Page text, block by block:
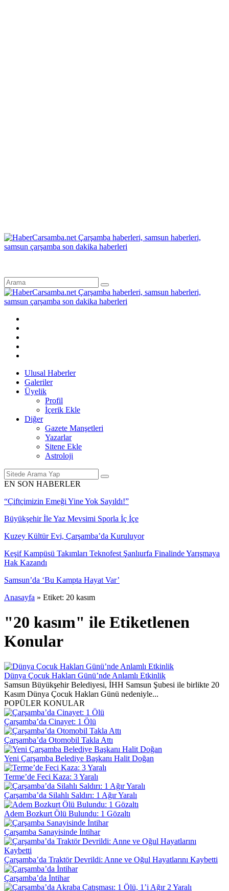
Ulusal Haberler
Galeriler
Üyelik
Profil
İçerik Ekle
Diğer
Gazete Manşetleri
Yazarlar
Sitene Ekle
Astroloji
EN SON HABERLER
“Çiftçimizin Emeği Yine Yok Sayıldı!”
Büyükşehir İle Yaz Mevsimi Sporla İç İçe
Kuzey Kültür Evi, Çarşamba’da Kuruluyor
Keşif Kampüsü Takımları Teknofest Şanlıurfa Finalinde Yarışmaya
Hak Kazandı
Samsun’da ‘Bu Kampta Hayat Var’
Anasayfa » Etiket: 20 kasım
"20 kasım" ile Etiketlenen
Konular
Dünya Çocuk Hakları Günü’nde Anlamlı Etkinlik
Samsun Büyükşehir Belediyesi, İHH Samsun Şubesi ile birlikte 20
Kasım Dünya Çocuk Hakları Günü nedeniyle...
POPÜLER KONULAR
Çarşamba’da Cinayet: 1 Ölü
Çarşamba’da Otomobil Takla Attı
Yeni Çarşamba Belediye Başkanı Halit Doğan
Terme’de Feci Kaza: 3 Yaralı
Çarşamba’da Silahlı Saldırı: 1 Ağır Yaralı
Adem Bozkurt Ölü Bulundu: 1 Gözaltı
Çarşamba Sanayisinde İntihar
Çarşamba’da Traktör Devrildi: Anne ve Oğul Hayatlarını Kaybetti
Çarşamba’da İntihar